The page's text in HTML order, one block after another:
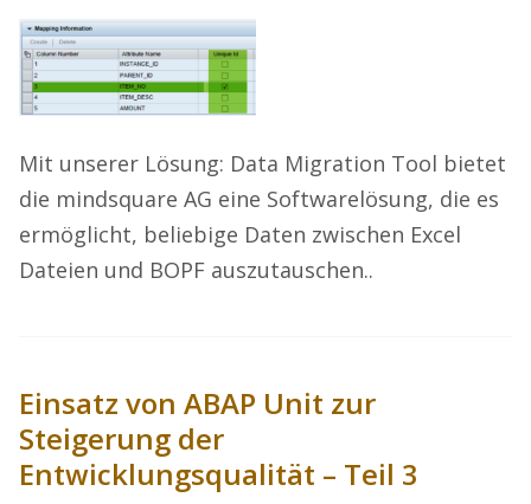
Mit unserer Lösung: Data Migration Tool bietet
die mindsquare AG eine Softwarelösung, die es
ermöglicht, beliebige Daten zwischen Excel
Dateien und BOPF auszutauschen..
Einsatz von ABAP Unit zur
Steigerung der
Entwicklungsqualität – Teil 3